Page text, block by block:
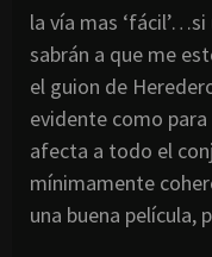
la vía mas
sabrán a que me
el guion de
evidente como
afecta a todo el
mínimamente
una buena película,